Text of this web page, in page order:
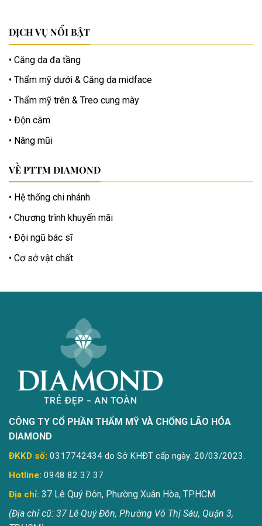
DỊCH VỤ NỔI BẬT
Căng da đa tầng
Thẩm mỹ dưới & Căng da midface
Thẩm mỹ trên & Treo cung mày
Độn cằm
Nâng mũi
VỀ PTTM DIAMOND
Hệ thống chi nhánh
Chương trình khuyến mãi
Đội ngũ bác sĩ
Cơ sở vật chất
CÔNG TY CỔ PHẦN THẨM MỸ VÀ CHỐNG LÃO HÓA
DIAMOND
ĐKKD số: 0317742434 do Sở KHĐT cấp ngày: 20/03/2023.
Hotline: 0948 82 37 37
Địa chỉ: 37 Lê Quý Đôn, Phường Xuân Hòa, TP.HCM
(Địa chỉ cũ: 37 Lê Quý Đôn, Phường Võ Thị Sáu, Quận 3,